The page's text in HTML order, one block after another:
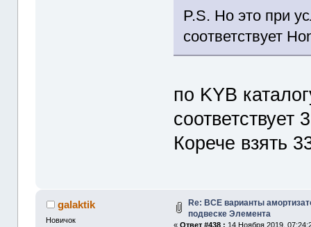
P.S. Но это при
соответствует
по KYB
Корече взять
galaktik
Новичок
Re: ВСЕ варианты
подвеске Элемента
«Ответ #438 : 14 Ноября 2019,